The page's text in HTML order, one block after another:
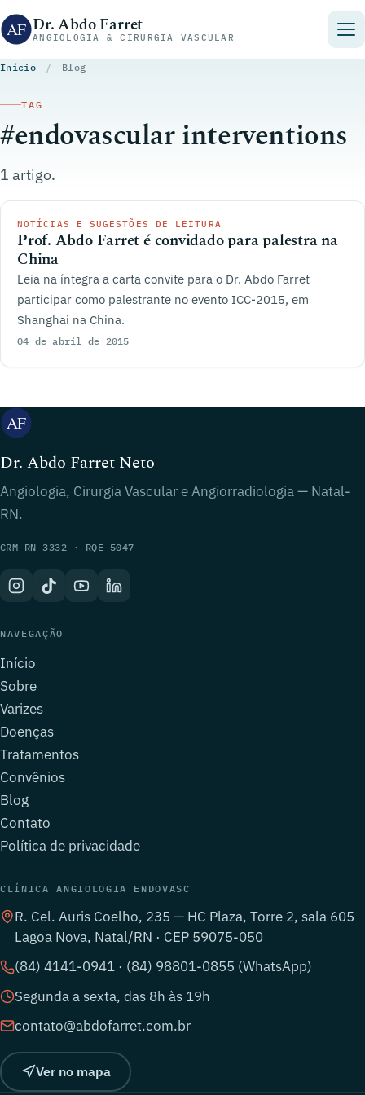
Pular para o conteúdo
Dr. Abdo Farret
ANGIOLOGIA & CIRURGIA VASCULAR
Início / Blog
TAG
#endovascular interventions
1 artigo.
NOTÍCIAS E SUGESTÕES DE LEITURA
Prof. Abdo Farret é convidado para palestra na
China
Leia na íntegra a carta convite para o Dr. Abdo Farret
participar como palestrante no evento ICC-2015, em
Shanghai na China.
04 de abril de 2015
Dr. Abdo Farret Neto
Angiologia, Cirurgia Vascular e Angiorradiologia — Natal-
RN.
CRM-RN 3332 · RQE 5047
NAVEGAÇÃO
Início
Sobre
Varizes
Doenças
Tratamentos
Convênios
Blog
Contato
Política de privacidade
CLÍNICA ANGIOLOGIA ENDOVASC
R. Cel. Auris Coelho, 235 — HC Plaza, Torre 2, sala 605
Lagoa Nova, Natal/RN · CEP 59075-050
(84) 4141-0941 · (84) 98801-0855 (WhatsApp)
Segunda a sexta, das 8h às 19h
contato@abdofarret.com.br
Ver no mapa